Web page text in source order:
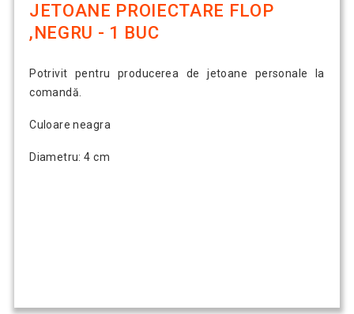
JETOANE PROIECTARE FLOP
,NEGRU - 1 BUC
Potrivit pentru producerea de jetoane personale la
comandă.
Culoare neagra
Diametru: 4 cm